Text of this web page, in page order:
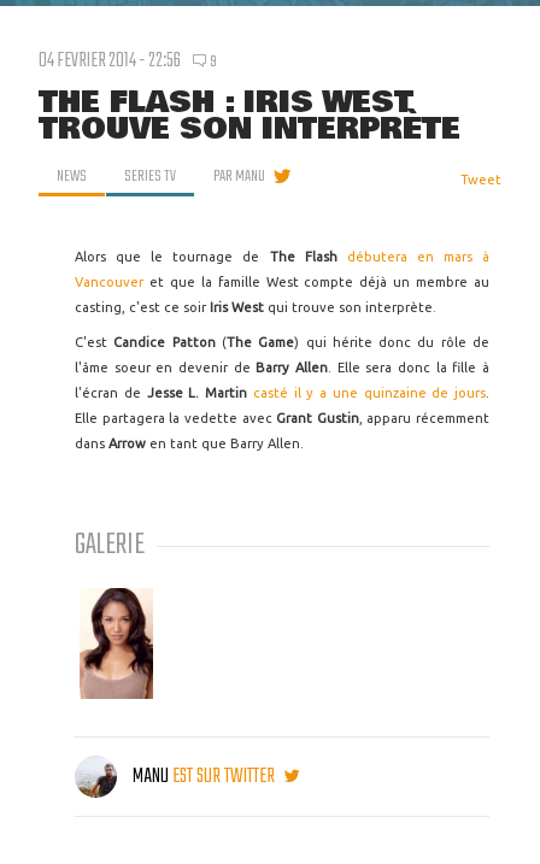
04 FEVRIER 2014 - 22:56 9
THE FLASH : IRIS WEST
TROUVE SON INTERPRÈTE
NEWS SERIES TV PARMANU Tweet
Alors que le tournage de The Flash
débutera en mars à
Vancouveret que la famille West compte déjà un membre au
casting, c'est ce soirIris West qui trouve son interprète.
C'est Candice Patton(The Game) qui hérite donc du rôle de
l'âme soeur en devenir de Barry Allen . Elle sera donc la fille à
l'écran de Jesse L. Martin casté il y a une quinzaine de jours
Elle partagera la vedette avec Grant Gustin, apparu récemment
dans Arrow en tant que Barry Allen.
GALERIE
MANUEST SUR TWITTER